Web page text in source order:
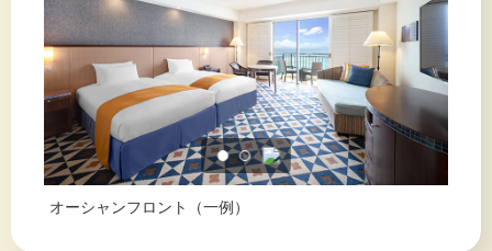
コーナーラグジュアリー（一例）